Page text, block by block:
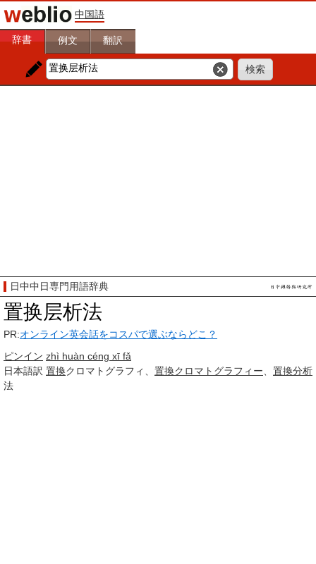
中国語
辞書 例文 翻訳
日中中日専門用語辞典
置换层析法
PR:オンライン英会話をコスパで選ぶならどこ？
ピンイン zhì huàn céng xī fǎ
日本語訳 置換クロマトグラフィ、 置換クロマトグラフィー 置換分析
法